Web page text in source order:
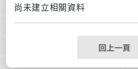
尚未建立相關資料
回上一頁